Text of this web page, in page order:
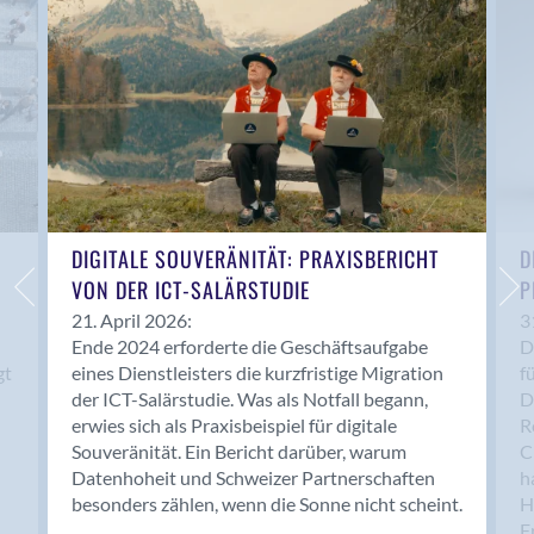
Anwil
Appenzell
Au SG
Baar
Baden
Balsthal
Balzers
Basel
Bassersdorf
Belp
Bendern
Benken (SG)
Bergdietikon
Berlin
Bern
Bern - Liebefeld
DIGITALE SOUVERÄNITÄT: PRAXISBERICHT
VON DER ICT-SALÄRSTUDIE
21. April 2026:
Ende 2024 erforderte die Geschäftsaufgabe
eines Dienstleisters die kurzfristige Migration
der ICT-Salärstudie. Was als Notfall begann,
erwies sich als Praxisbeispiel für digitale
Souveränität. Ein Bericht darüber, warum
Datenhoheit und Schweizer Partnerschaften
besonders zählen, wenn die Sonne nicht scheint.